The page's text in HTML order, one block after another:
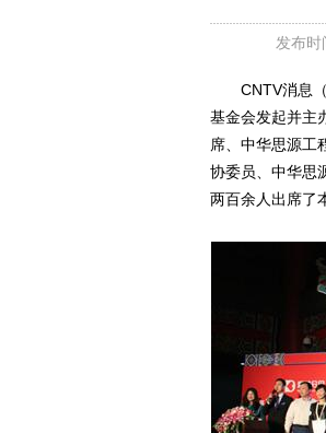
发布
CNTV消息（
基金会发起并主
席、中华思源工
协委员、中华思
两百余人出席了